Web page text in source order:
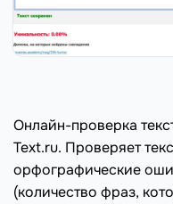
Онлайн-проверка
Text.ru. Проверяет
орфографические
(количество фраз,